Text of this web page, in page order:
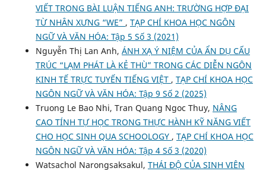
VIẾT TRONG BÀI LUẬN TIẾNG ANH: TRƯỜNG HỢP ĐẠI
TỪ NHÂN XƯNG “WE” , TẠP CHÍ KHOA HỌC NGÔN
NGỮ VÀ VĂN HÓA: Tập 5 Số 3 (2021)
Nguyễn Thị Lan Anh, ÁNH XẠ Ý NIỆM CỦA ẨN DỤ CẤU
TRÚC “LẠM PHÁT LÀ KẺ THÙ” TRONG CÁC DIỄN NGÔN
KINH TẾ TRỰC TUYẾN TIẾNG VIỆT , TẠP CHÍ KHOA HỌC
NGÔN NGỮ VÀ VĂN HÓA: Tập 9 Số 2 (2025)
Truong Le Bao Nhi, Tran Quang Ngoc Thuy, NÂNG
CAO TÍNH TỰ HỌC TRONG THỰC HÀNH KỸ NĂNG VIẾT
CHO HỌC SINH QUA SCHOOLOGY , TẠP CHÍ KHOA HỌC
NGÔN NGỮ VÀ VĂN HÓA: Tập 4 Số 3 (2020)
Watsachol Narongsaksakul, THÁI ĐỘ CỦA SINH VIÊN